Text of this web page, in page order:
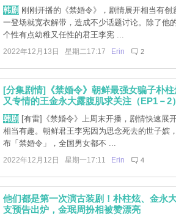
韩剧 刚刚开播的《禁婚令》，剧情展开相当有创
一登场就宽衣解带，造成不少话题讨论。除了他
个性有点幼稚又任性的君王李宪 ...
2022年12月13日 星期二17:17 Erin 2
[分集剧情]《禁婚令》朝鲜最强女骗子朴
又专情的王金永大露腹肌求关注（EP1－2）
韩剧 [有雷]《禁婚令》上周末开播，剧情快速展
相当有趣。朝鲜君王李宪因为思念死去的世子嫔
布「禁婚令」，全国男女都不 ...
2022年12月12日 星期一17:11 Erin 4
他们都是第一次演古装剧！朴柱炫、金永
支预告出炉，金珉周扮相被赞漂亮